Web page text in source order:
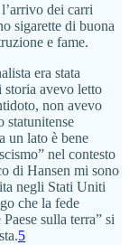
dei carri
sigarette di buona
e fame.
era stata
avevo letto
non avevo
statunitense
un lato è bene
nel contesto
di Hansen mi sono
negli Stati Uniti
che la fede
sulla terra” si
5